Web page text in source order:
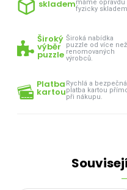
sklademmáme opravdu
fyzicky
Široký
výběr
puzzle
Široká nabídka
puzzle od více
renomovaných
výrobců.
Platba
kartou
Rychlá a bezpečná
platba kartou
při nákupu.